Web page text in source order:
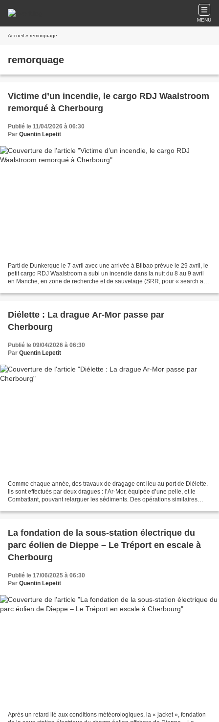
MENU
Accueil » remorquage
remorquage
Victime d’un incendie, le cargo RDJ Waalstroom
remorqué à Cherbourg
Publié le 11/04/2026 à 06:30
Par Quentin Lepetit
Parti de Dunkerque le 7 avril avec une arrivée à Bilbao prévue le 29 avril, le
petit cargo RDJ Waalstroom a subi un incendie dans la nuit du 8 au 9 avril
en Manche, en zone de recherche et de sauvetage (SRR, pour « search and
Diélette : La drague Ar-Mor passe par
Cherbourg
Publié le 09/04/2026 à 06:30
Par Quentin Lepetit
Comme chaque année, des travaux de dragage ont lieu au port de Diélette.
Ils sont effectués par deux dragues : l’Ar-Mor, équipée d’une pelle, et le
Combattant, pouvant relarguer les sédiments. Des opérations similaires
La fondation de la sous-station électrique du
parc éolien de Dieppe – Le Tréport en escale à
Cherbourg
Publié le 17/06/2025 à 06:30
Par Quentin Lepetit
Après un retard lié aux conditions météorologiques, la « jacket », fondation